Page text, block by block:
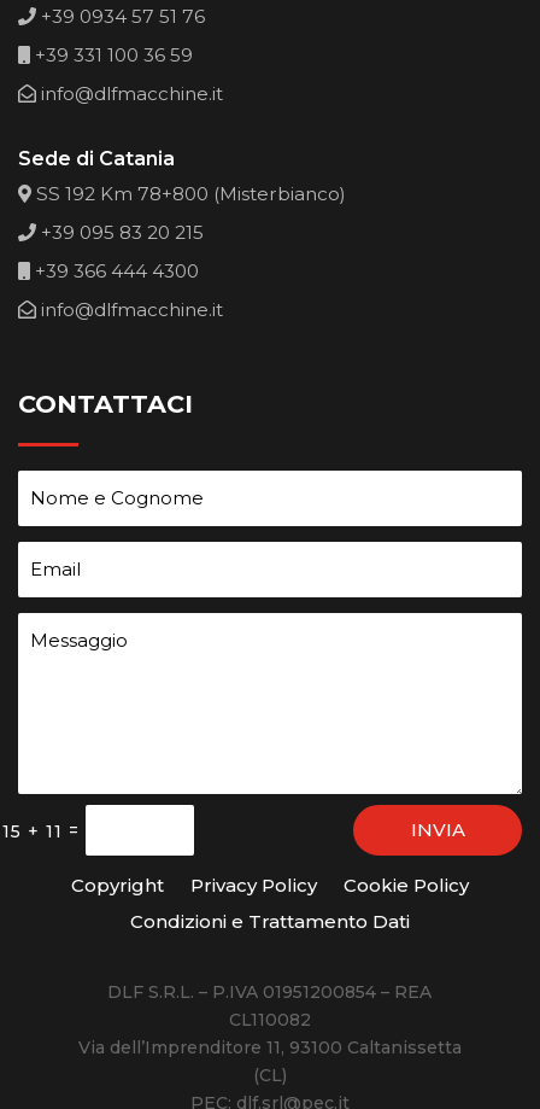
+39 0934 57 51 76
+39 331 100 36 59
info@dlfmacchine.it
Sede di Catania
SS 192 Km 78+800 (Misterbianco)
+39 095 83 20 215
+39 366 444 4300
info@dlfmacchine.it
CONTATTACI
15 + 11 = INVIA
Copyright Privacy Policy
Cookie Policy
Condizioni e Trattamento Dati
DLF S.R.L. – P.IVA 01951200854 – REA
CL110082
Via dell’Imprenditore 11, 93100 Caltanissetta
(CL)
PEC: dlf.srl@pec.it